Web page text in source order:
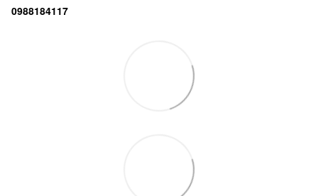
0988184117